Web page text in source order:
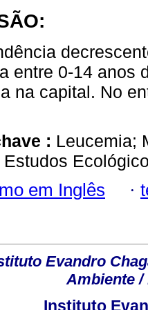
entre 0-14 anos
na capital. No
: Leucemia;
Estudos
em Inglês ·
Evandro
Ambiente /
Instituto